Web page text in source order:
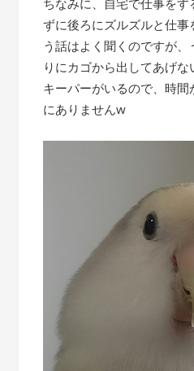
ちなみに、自宅で仕事を
ずに後ろにズルズルと仕
う話はよく聞くのですが
りにカゴから出してあげ
キーパーがいるので、時
にありませんw